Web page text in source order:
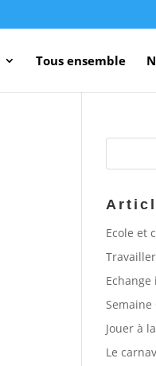
Tous ensemble
Ecole et
Jouer à
Le